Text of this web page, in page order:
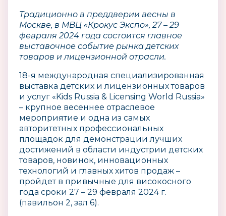
Традиционно в преддверии весны в
Москве, в МВЦ «Крокус Экспо», 27 – 29
февраля 2024 года состоится главное
выставочное событие рынка детских
товаров и лицензионной отрасли.
18-я международная специализированная
выставка детских и лицензионных товаров
и услуг «Kids Russia & Licensing World Russia»
– крупное весеннее отраслевое
мероприятие и одна из самых
авторитетных профессиональных
площадок для демонстрации лучших
достижений в области индустрии детских
товаров, новинок, инновационных
технологий и главных хитов продаж –
пройдет в привычные для високосного
года сроки 27 – 29 февраля 2024 г.
(павильон 2, зал 6).